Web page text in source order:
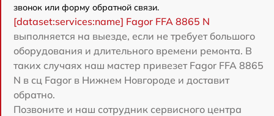
звонок или форму обратной связи.
[dataset:services:name] Fagor FFA 8865 N
выполняется на выезде, если не требует большого
оборудования и длительного времени ремонта. В
таких случаях наш мастер привезет Fagor FFA 8865
N в сц Fagor в Нижнем Новгороде и доставит
обратно.
Позвоните и наш сотрудник сервисного центра